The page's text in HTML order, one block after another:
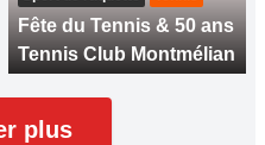
Fête du Tennis & 50 ans
Tennis Club Montmélian
plus